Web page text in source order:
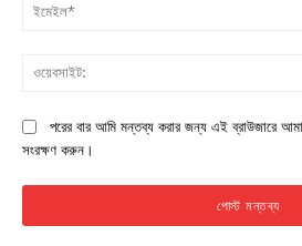
পরের বার আমি মন্তব্য করার জন্য এই ব্রাউজারে
সংরক্ষণ করুন।